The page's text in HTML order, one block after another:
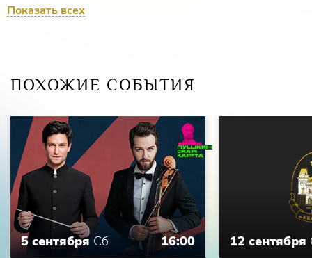
ДИРИЖЕР
Показать всех
ПОХОЖИЕ СОБЫТИЯ
5 сентября Сб 16:00 12 сентября